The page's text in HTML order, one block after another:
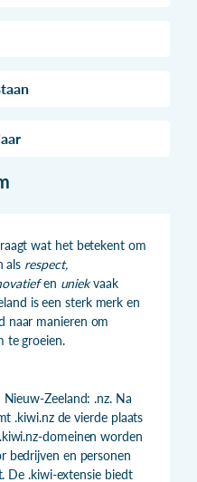
wat het betekent om
als respect,
en uniekvaak
is een sterk merk en
naar manieren om
te groeien.
Zeeland: .nz. Na
.kiwi.nz de vierde plaats
domeinen worden
bedrijven en personen
De .kiwi-extensie biedt